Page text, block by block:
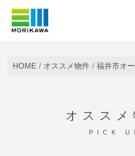
contentHOME オススメ物件 福井市オ
オススメ
PICK